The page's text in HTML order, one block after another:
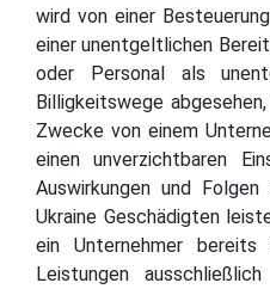
wird von einer
einer unentgeltlichen
oder Personal als
Billigkeitswege
Zwecke von einem
einen unverzichtbaren
Auswirkungen und
Ukraine Geschädigten
ein Unternehmer
Leistungen